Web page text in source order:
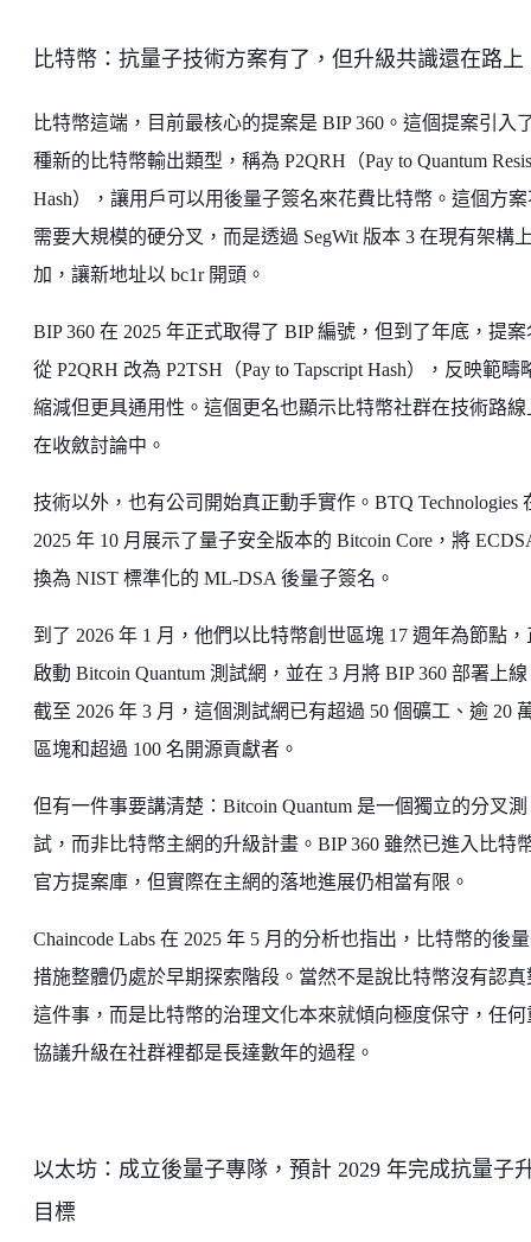
比特幣：抗量子技術方案有了，但升級共識還在路上
比特幣這端，目前最核心的提案是 BIP 360。這個提案引入
種新的比特幣輸出類型，稱為 P2QRH（Pay to Quantum
Hash），讓用戶可以用後量子簽名來花費比特幣。這個方案
需要大規模的硬分叉，而是透過 SegWit 版本 3 在現有架構
加，讓新地址以 bc1r 開頭。
BIP 360 在 2025 年正式取得了 BIP 編號，但到了年底，提
從 P2QRH 改為 P2TSH（Pay to Tapscript Hash），反映範疇
縮減但更具通用性。這個更名也顯示比特幣社群在技術路線
在收斂討論中。
技術以外，也有公司開始真正動手實作。BTQ Technologies
2025 年 10 月展示了量子安全版本的 Bitcoin Core，將
換為 NIST 標準化的 ML-DSA 後量子簽名。
到了 2026 年 1 月，他們以比特幣創世區塊 17 週年為節點，
啟動 Bitcoin Quantum 測試網，並在 3 月將 BIP 360 部署上
截至 2026 年 3 月，這個測試網已有超過 50 個礦工、逾 20
區塊和超過 100 名開源貢獻者。
但有一件事要講清楚：Bitcoin Quantum 是一個獨立的分叉測
試，而非比特幣主網的升級計畫。BIP 360 雖然已進入比特
官方提案庫，但實際在主網的落地進展仍相當有限。
Chaincode Labs 在 2025 年 5 月的分析也指出，比特幣的後
措施整體仍處於早期探索階段。當然不是說比特幣沒有認真
這件事，而是比特幣的治理文化本來就傾向極度保守，任何
協議升級在社群裡都是長達數年的過程。
以太坊：成立後量子專隊，預計 2029 年完成抗量子
目標